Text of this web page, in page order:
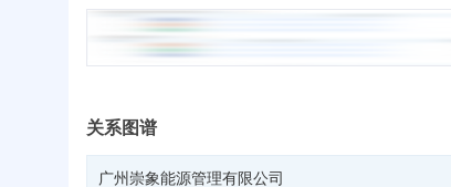
关系图谱
广州崇象能源管理有限公司